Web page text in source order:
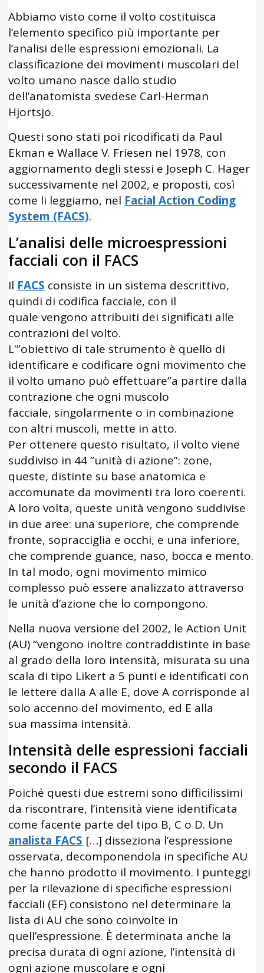
Abbiamo visto come il volto costituisca
l’elemento specifico più importante per
l’analisi delle espressioni emozionali. La
classificazione dei movimenti muscolari del
volto umano nasce dallo studio
dell’anatomista svedese Carl-Herman
Hjortsjo.
Questi sono stati poi ricodificati da Paul
Ekman e Wallace V. Friesen nel 1978, con
aggiornamento degli stessi e Joseph C. Hager
successivamente nel 2002, e proposti, così
come li leggiamo, nel Facial Action Coding
System (FACS).
L’analisi delle microespressioni
facciali con il FACS
Il FACS consiste in un sistema descrittivo,
quindi di codifica facciale, con il
quale vengono attribuiti dei significati alle
contrazioni del volto.
L'”obiettivo di tale strumento è quello di
identificare e codificare ogni movimento che
il volto umano può effettuare”a partire dalla
contrazione che ogni muscolo
facciale, singolarmente o in combinazione
con altri muscoli, mette in atto.
Per ottenere questo risultato, il volto viene
suddiviso in 44 “unità di azione”: zone,
queste, distinte su base anatomica e
accomunate da movimenti tra loro coerenti.
A loro volta, queste unità vengono suddivise
in due aree: una superiore, che comprende
fronte, sopracciglia e occhi, e una inferiore,
che comprende guance, naso, bocca e mento.
In tal modo, ogni movimento mimico
complesso può essere analizzato attraverso
le unità d’azione che lo compongono.
Nella nuova versione del 2002, le Action Unit
(AU) “vengono inoltre contraddistinte in base
al grado della loro intensità, misurata su una
scala di tipo Likert a 5 punti e identificati con
le lettere dalla A alle E, dove A corrisponde al
solo accenno del movimento, ed E alla
sua massima intensità.
Intensità delle espressioni facciali
secondo il FACS
Poiché questi due estremi sono difficilissimi
da riscontrare, l’intensità viene identificata
come facente parte del tipo B, C o D. Un
analista FACS […] disseziona l’espressione
osservata, decomponendola in specifiche AU
che hanno prodotto il movimento. I punteggi
per la rilevazione di specifiche espressioni
facciali (EF) consistono nel determinare la
lista di AU che sono coinvolte in
quell’espressione. È determinata anche la
precisa durata di ogni azione, l’intensità di
ogni azione muscolare e ogni